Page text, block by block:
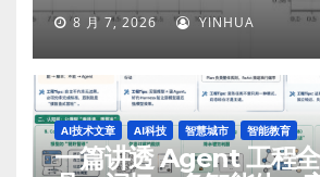
8 月 7, 2026 YINHUA
AI技术文章 AI科技 智慧城市 智能教育
一篇讲透 Agent 工程